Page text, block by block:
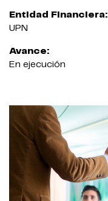
Entidad Financiera:
UPN
Avance:
En ejecución